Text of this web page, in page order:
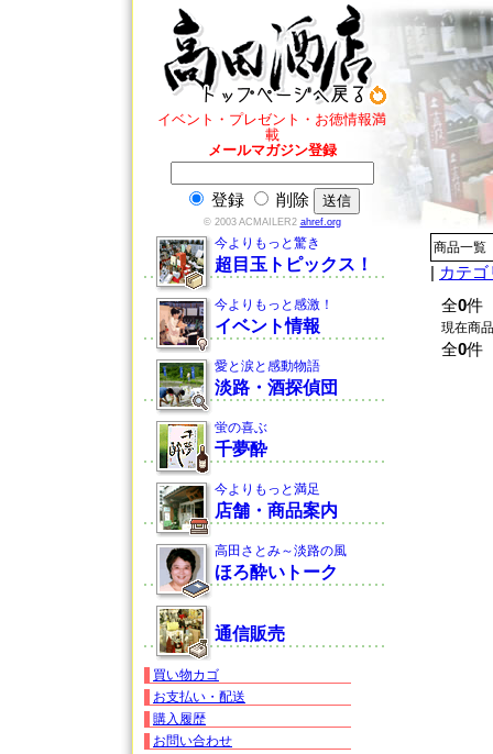
イベント・プレゼント・お徳情報満
載
メールマガジン登録
登録 削除
© 2003 ACMAILER2 ahref.org
今よりもっと驚き
超目玉トピックス！
今よりもっと感激！
イベント情報
愛と涙と感動物語
淡路・酒探偵団
蛍の喜ぶ
千夢酔
今よりもっと満足
店舗・商品案内
高田さとみ～淡路の風
ほろ酔いトーク
通信販売
買い物カゴ
お支払い・配送
購入履歴
お問い合わせ
商品一覧
カテ
全0件
現在商
全0件